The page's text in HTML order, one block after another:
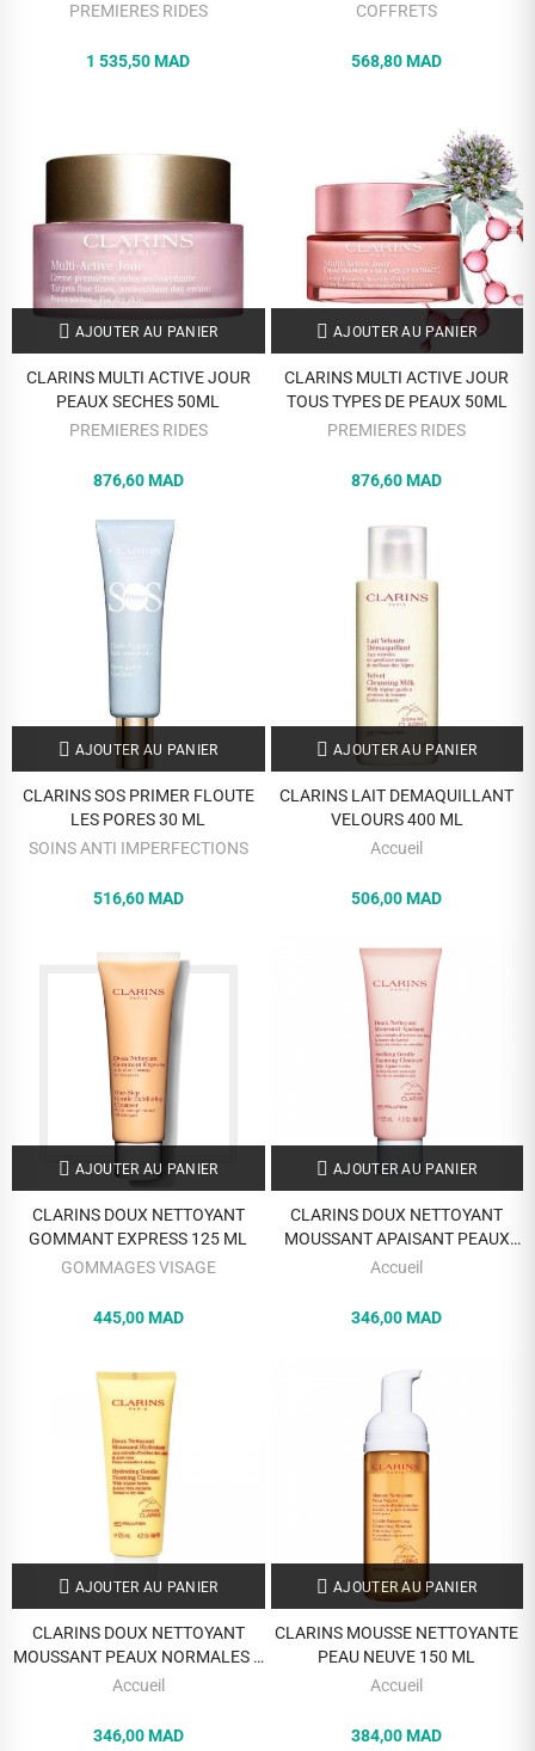
PREMIERES RIDES
1 535,50 MAD
COFFRETS
568,80 MAD
AJOUTER AU PANIER
CLARINS MULTI ACTIVE JOUR
PEAUX SECHES 50ML
PREMIERES RIDES
876,60 MAD
AJOUTER AU PANIER
CLARINS MULTI ACTIVE JOUR
TOUS TYPES DE PEAUX 50ML
PREMIERES RIDES
876,60 MAD
AJOUTER AU PANIER
CLARINS SOS PRIMER FLOUTE
LES PORES 30 ML
SOINS ANTI IMPERFECTIONS
516,60 MAD
AJOUTER AU PANIER
CLARINS LAIT DEMAQUILLANT
VELOURS 400 ML
Accueil
506,00 MAD
AJOUTER AU PANIER
CLARINS DOUX NETTOYANT
GOMMANT EXPRESS 125 ML
GOMMAGES VISAGE
445,00 MAD
AJOUTER AU PANIER
CLARINS DOUX NETTOYANT
MOUSSANT APAISANT PEAUX
SECHES OU SENSIBLES 125 ML
Accueil
346,00 MAD
AJOUTER AU PANIER
CLARINS DOUX NETTOYANT
MOUSSANT PEAUX NORMALES A
SECHES 125 ML
Accueil
346,00 MAD
AJOUTER AU PANIER
CLARINS MOUSSE NETTOYANTE
PEAU NEUVE 150 ML
Accueil
384,00 MAD